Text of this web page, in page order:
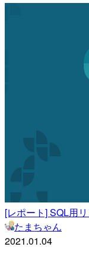
[レポート] SQL用
たまちゃん
2021.01.04